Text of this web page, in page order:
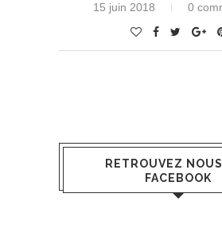
15 juin 2018 0
RETROUVEZ
FACEBOOK